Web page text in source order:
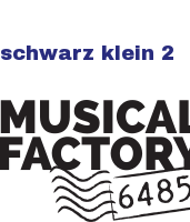
schwarz klein 2